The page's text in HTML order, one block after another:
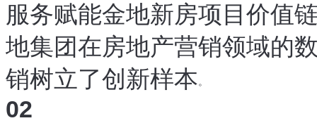
服务 ，赋能金地新房项目价值
地集团在房地产营销领域的
销树立了创新样本。
02